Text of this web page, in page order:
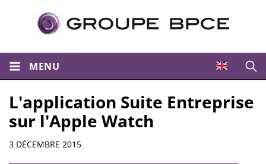
MENU
L'application Suite Entreprise
sur l'Apple Watch
Informations
3 DÉCEMBRE 2015